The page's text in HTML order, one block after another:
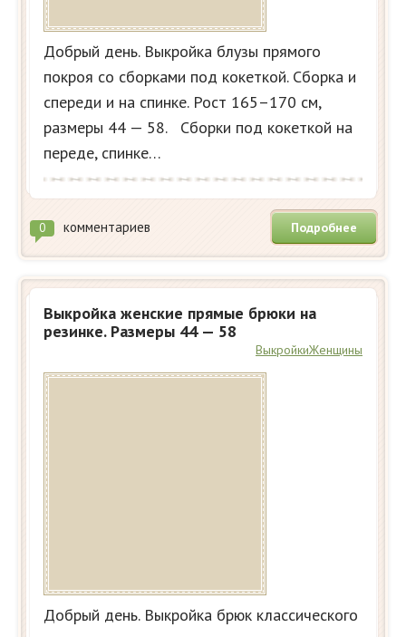
Добрый день. Выкройка блузы прямого
покроя со сборками под кокеткой. Сборка и
спереди и на спинке. Рост 165–170 см,
размеры 44 — 58. Сборки под кокеткой на
переде, спинке…
0 комментариев Подробнее
Выкройка женские прямые брюки на
резинке. Размеры 44 — 58
ВыкройкиЖенщины
Добрый день. Выкройка брюк классического